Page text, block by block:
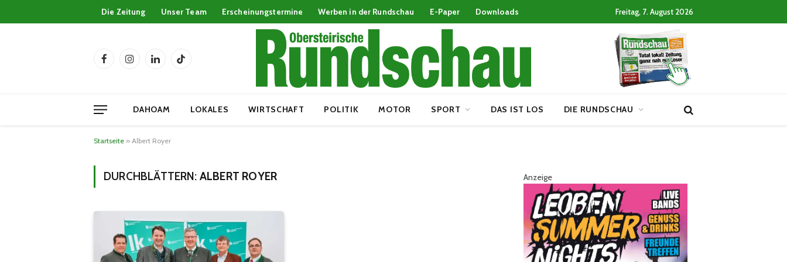
Die Zeitung Unser Team Erscheinungstermine Werben in der Rundschau E-Paper Downloads Freitag, 7. August 2026
FacebookInstagramLinkedInTikTok
DAHOAM LOKALES WIRTSCHAFT POLITIK MOTOR SPORT DAS IST LOS DIE RUNDSCHAU
Startseite » Albert Royer
DURCHBLÄTTERN: ALBERT ROYER Anzeige